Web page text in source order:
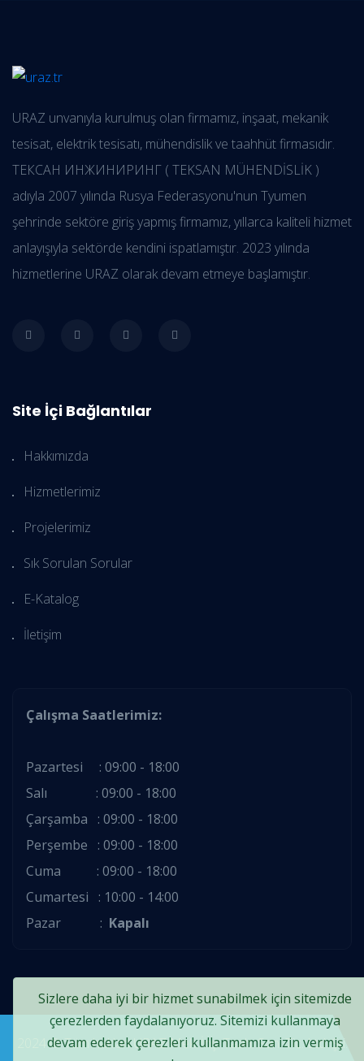
Sizlere daha iyi bir hizmet sunabilmek için sitemizde
çerezlerden faydalanıyoruz. Sitemizi kullanmaya
devam ederek çerezleri kullanmamıza izin vermiş
URAZ unvanıyla kurulmuş olan firmamız, inşaat, mekanik
tesisat, elektrik tesisatı, mühendislik ve taahhüt firmasıdır.
ТЕКСАН ИНЖИНИРИНГ ( TEKSAN MÜHENDİSLİK )
adıyla 2007 yılında Rusya Federasyonu'nun Tyumen
şehrinde sektöre giriş yapmış firmamız, yıllarca kaliteli hizmet
anlayışıyla sektörde kendini ispatlamıştır. 2023 yılında
hizmetlerine URAZ olarak devam etmeye başlamıştır.
Site İçi Bağlantılar
Hakkımızda
Hizmetlerimiz
Projelerimiz
Sık Sorulan Sorular
E-Katalog
İletişim
Çalışma Saatlerimiz:
Pazartesi : 09:00 - 18:00
Salı : 09:00 - 18:00
Çarşamba : 09:00 - 18:00
Perşembe : 09:00 - 18:00
Cuma : 09:00 - 18:00
Cumartesi : 10:00 - 14:00
Pazar : Kapalı
2024 ® Tüm hakları URAZ Mek. İnş. Taah. San. Tic. Ltd. Şti.